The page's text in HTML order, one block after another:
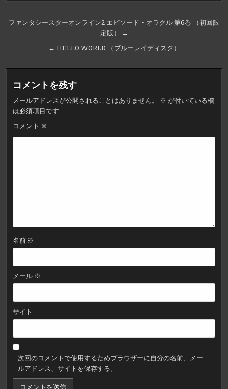
投
ビ
ゲ
ー
シ
ョ
ン
ファンタシースターオンライン2 エピソード・オラクル 第6巻 （初回限
定版） →
← HELLO WORLD （ブルーレイディスク）
コメントを残す
メールアドレスが公開されることはありません。 ※ が付いている欄
は必須項目です
コメント ※
名前 ※
メール ※
サイト
次回のコメントで使用するためブラウザーに自分の名前、メー
ルアドレス、サイトを保存する。